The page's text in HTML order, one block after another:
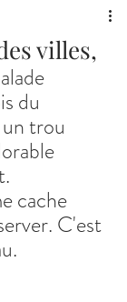
villes,
du
trou
cache
C'est